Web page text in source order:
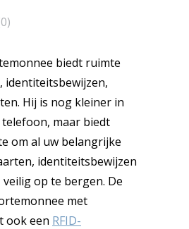
biedt ruimte
identiteitsbewijzen,
Hij is nog kleiner in
maar biedt
om al uw belangrijke
identiteitsbewijzen
op te bergen. De
met
ook een RFID-